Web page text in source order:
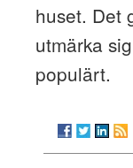
huset. Det
utmärka
populärt.